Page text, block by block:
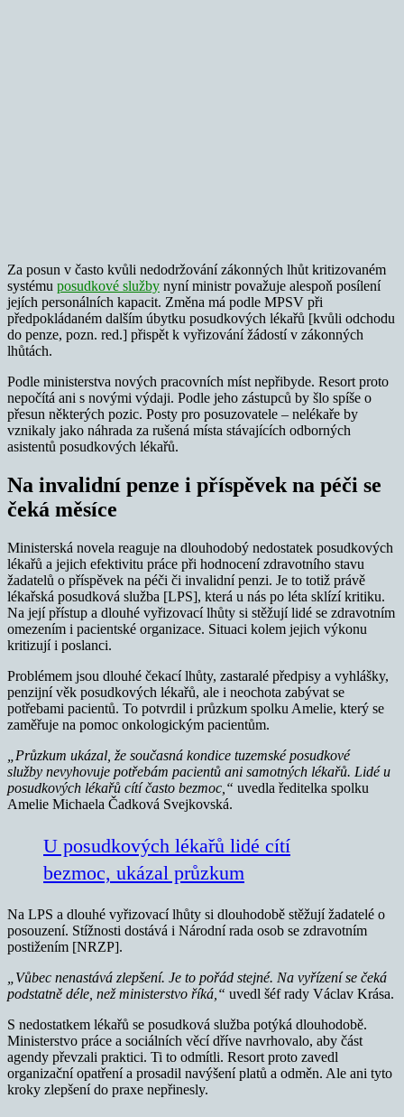
Za posun v často kvůli nedodržování zákonných lhůt kritizovaném
systému posudkové služby nyní ministr považuje alespoň posílení
jejích personálních kapacit. Změna má podle MPSV při
předpokládaném dalším úbytku posudkových lékařů [kvůli odchodu
do penze, pozn. red.] přispět k vyřizování žádostí v zákonných
lhůtách.
Podle ministerstva nových pracovních míst nepřibyde. Resort proto
nepočítá ani s novými výdaji. Podle jeho zástupců by šlo spíše o
přesun některých pozic. Posty pro posuzovatele – nelékaře by
vznikaly jako náhrada za rušená místa stávajících odborných
asistentů posudkových lékařů.
Na invalidní penze i příspěvek na péči se
čeká měsíce
Ministerská novela reaguje na dlouhodobý nedostatek posudkových
lékařů a jejich efektivitu práce při hodnocení zdravotního stavu
žadatelů o příspěvek na péči či invalidní penzi. Je to totiž právě
lékařská posudková služba [LPS], která u nás po léta sklízí kritiku.
Na její přístup a dlouhé vyřizovací lhůty si stěžují lidé se zdravotním
omezením i pacientské organizace. Situaci kolem jejich výkonu
kritizují i poslanci.
Problémem jsou dlouhé čekací lhůty, zastaralé předpisy a vyhlášky,
penzijní věk posudkových lékařů, ale i neochota zabývat se
potřebami pacientů. To potvrdil i průzkum spolku Amelie, který se
zaměřuje na pomoc onkologickým pacientům.
„Průzkum ukázal, že současná kondice tuzemské posudkové
služby nevyhovuje potřebám pacientů ani samotných lékařů. Lidé u
posudkových lékařů cítí často bezmoc,“ uvedla ředitelka spolku
Amelie Michaela Čadková Svejkovská.
U posudkových lékařů lidé cítí
bezmoc, ukázal průzkum
Na LPS a dlouhé vyřizovací lhůty si dlouhodobě stěžují žadatelé o
posouzení. Stížnosti dostává i Národní rada osob se zdravotním
postižením [NRZP].
„Vůbec nenastává zlepšení. Je to pořád stejné. Na vyřízení se čeká
podstatně déle, než ministerstvo říká,“ uvedl šéf rady Václav Krása.
S nedostatkem lékařů se posudková služba potýká dlouhodobě.
Ministerstvo práce a sociálních věcí dříve navrhovalo, aby část
agendy převzali praktici. Ti to odmítli. Resort proto zavedl
organizační opatření a prosadil navýšení platů a odměn. Ale ani tyto
kroky zlepšení do praxe nepřinesly.